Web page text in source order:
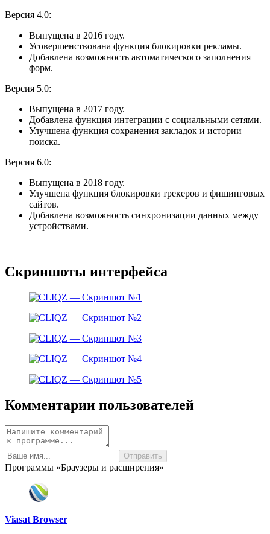
Версия 4.0:
Выпущена в 2016 году.
Усовершенствована функция блокировки рекламы.
Добавлена возможность автоматического заполнения
форм.
Версия 5.0:
Выпущена в 2017 году.
Добавлена функция интеграции с социальными сетями.
Улучшена функция сохранения закладок и истории
поиска.
Версия 6.0:
Выпущена в 2018 году.
Улучшена функция блокировки трекеров и фишинговых
сайтов.
Добавлена возможность синхронизации данных между
устройствами.
Скриншоты интерфейса
Комментарии пользователей
Программы «Браузеры и расширения»
Viasat Browser